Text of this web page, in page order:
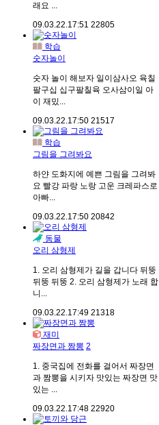
래요 ...
09.03.22.17:51 22805
학습
숫자놀이
숫자 놀이 해보자 일이삼사오 육칠
팔구십 십구팔칠육 오사삼이일 아
이 재밌...
09.03.22.17:50 21517
학습
그림을 그려봐요
하얀 도화지에 예쁜 그림을 그려봐
요 빨강 파랑 노랑 고운 크레파스로
아빠...
09.03.22.17:50 20842
동물
오리 삼형제
1. 오리 삼형제가 길을 갑니다 뒤뚱
뒤뚱 뒤뚱 2. 오리 삼형제가 노래 합
니...
09.03.22.17:49 21318
재미
짜장면과 짬뽕 2
1. 중국집에 전화를 걸어서 짜장면
과 짬뽕을 시키자 맛있는 짜장면 맛
있는 ...
09.03.22.17:48 22920